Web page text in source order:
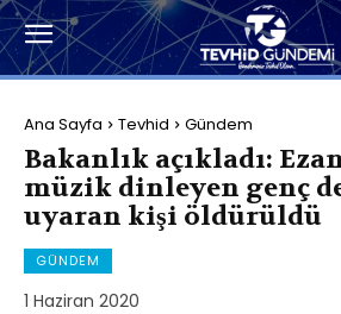
Ana Sayfa Tevhid Gündem
Bakanlık açıkladı:
müzik dinleyen genç
uyaran kişi öldürüldü
GÜNDEM
1 Haziran 2020